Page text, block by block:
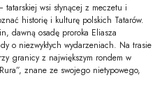
wsi słynącej z meczetu i
historię i kulturę polskich Tatarów.
dawną osadę proroka Eliasza
o niezwykłych wydarzeniach. Na trasie
granicy z największym rondem w
znane ze swojego nietypowego,